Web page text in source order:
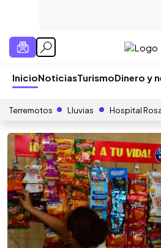
InicioNoticiasTurismoDinero y
Terremotos Lluvias Hospital